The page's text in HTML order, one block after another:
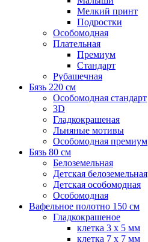
Мелкий принт
Подростки
Особомодная
Плательная
Премиум
Стандарт
Рубашечная
Бязь 220 см
Особомодная стандарт
3D
Гладкокрашеная
Льняные мотивы
Особомодная премиум
Бязь 80 см
Белоземельная
Детская белоземельная
Детская особомодная
Особомодная
Вафельное полотно 150 см
Гладкокрашеное
клетка 3 х 5 мм
клетка 7 х 7 мм